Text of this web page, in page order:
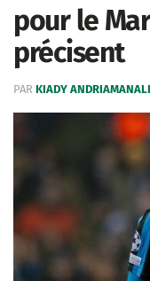
pour le
précisent
PAR KIADY